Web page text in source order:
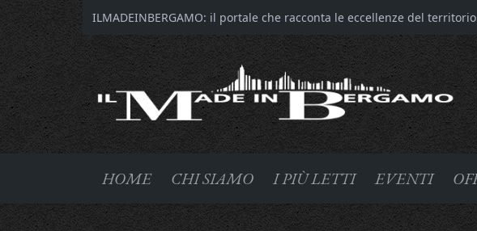
ILMADEINBERGAMO: il portale che racconta le eccellenze del
HOME CHI SIAMO I PIÙ LETTI EVENTI